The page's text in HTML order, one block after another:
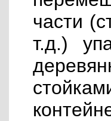
части
т.д.)